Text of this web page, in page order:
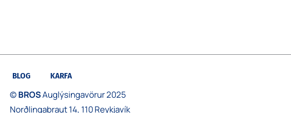
BLOG KARFA
©BROSAuglýsingavörur 2025
Norðlingabraut 14, 110 Reykjavík